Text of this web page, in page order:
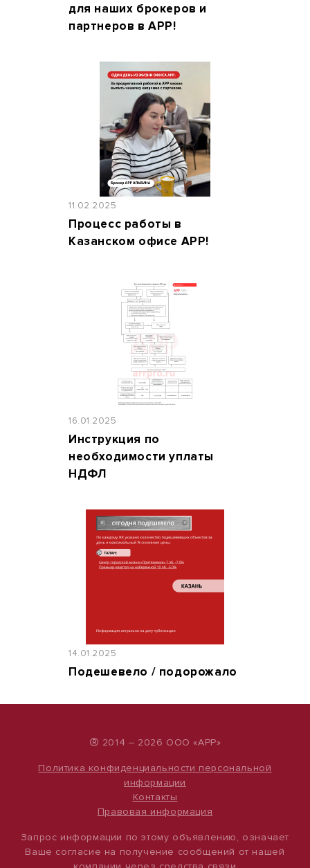
для наших брокеров и
партнеров в АРР!
11.02.2025
Процесс работы в
Казанском офисе АРР!
16.01.2025
Инструкция по
необходимости уплаты
НДФЛ
14.01.2025
Подешевело / подорожало
® 2014 – 2026 ООО «АРР»
Политика конфиденциальности персональной
информации
Контакты
Правовая информация
Запрос информации по этому объявлению, означает
Ваше согласие на получение сообщений от нашей